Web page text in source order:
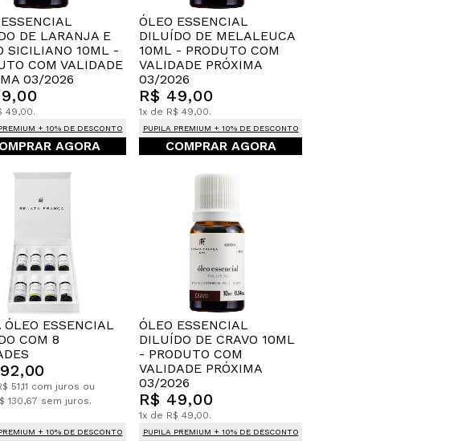
DE LARANJA E
SICILIANO 10ML -
COM VALIDADE
03/2026
49,00.
+ 10% DE DESCONTO
AGORA
ÓLEO ESSENCIAL
DILUÍDO DE MELALEUCA
10ML - PRODUTO COM
VALIDADE PRÓXIMA
03/2026
R$ 49,00
1x de R$ 49,00.
PUPILA PREMIUM + 10% DE DESCONTO
COMPRAR AGORA
ÓLEO ESSENCIAL
COM 8
51,11 com juros ou
130,67 sem juros.
+ 10% DE DESCONTO
ÓLEO ESSENCIAL
DILUÍDO DE CRAVO 10ML
- PRODUTO COM
VALIDADE PRÓXIMA
03/2026
R$ 49,00
1x de R$ 49,00.
PUPILA PREMIUM + 10% DE DESCONTO